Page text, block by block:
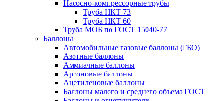
Насосно-компрессорные трубы
Труба НКТ 73
Труба НКТ 60
Труба МОБ по ГОСТ 15040-77
Баллоны
Автомобильные газовые баллоны (ГБО)
Азотные баллоны
Аммиачные баллоны
Аргоновые баллоны
Ацетиленовые баллоны
Баллоны малого и среднего объема ГОСТ